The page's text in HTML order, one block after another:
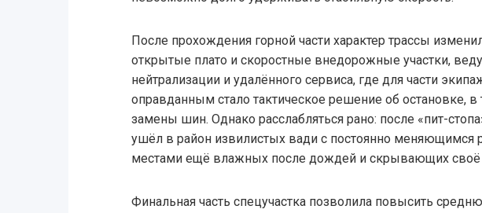
После прохождения горной части характер трассы
открытые плато и скоростные внедорожные участки,
нейтрализации и удалённого сервиса, где для части
оправданным стало тактическое решение об остановке, в
замены шин. Однако расслабляться рано: после «пит-
ушёл в район извилистых вади с постоянно меняющимся
местами ещё влажных после дождей и скрывающих своё
Финальная часть спецучастка позволила повысить